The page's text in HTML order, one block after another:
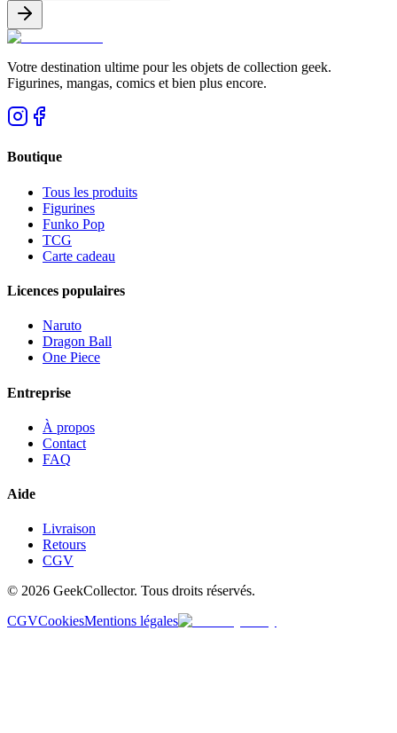
Votre destination ultime pour les objets de collection geek.
Figurines, mangas, comics et bien plus encore.
Boutique
Tous les produits
Figurines
Funko Pop
TCG
Carte cadeau
Licences populaires
Naruto
Dragon Ball
One Piece
Entreprise
À propos
Contact
FAQ
Aide
Livraison
Retours
CGV
© 2026 GeekCollector. Tous droits réservés.
CGVCookiesMentions légales